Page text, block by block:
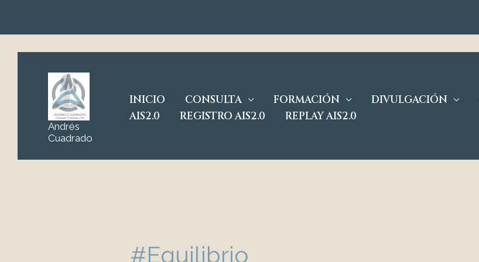
Andrés
Cuadrado
INICIO CONSULTA FORMACIÓN DIVULGACIÓN
AIS2.0
REGISTRO AIS2.0 REPLAY AIS2.0
#Equilibrio